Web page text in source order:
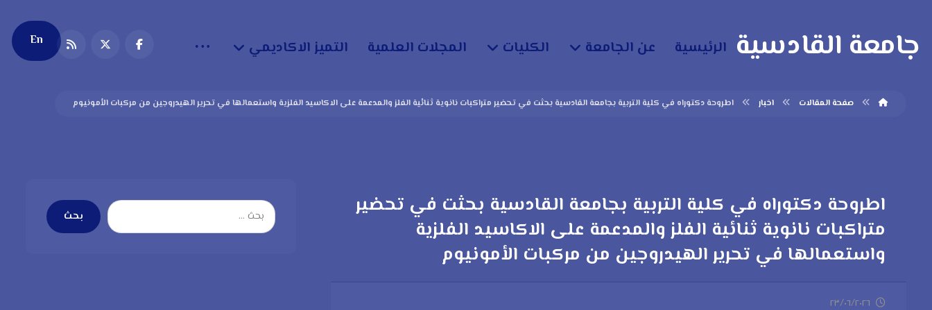
جامعة القادسية الرئيسية عن الجامعة الكليات المجلات العلمية التميز الاكاديمي En
صفحة المقالات اخبار اطروحة دكتوراه في كلية التربية بجامعة القادسية بحثت في تحضير متراكبات نانوية ثنائية الفلز والمدعمة على الاكاسيد الفلزية واستعمالها في تحرير الهيدروجين من مركبات الأمونيوم
اطروحة دكتوراه في كلية التربية بجامعة القادسية بحثت في تحضير
متراكبات نانوية ثنائية الفلز والمدعمة على الاكاسيد الفلزية
واستعمالها في تحرير الهيدروجين من مركبات الأمونيوم
٢٣/٠٦/٢٠٢٦
بحث